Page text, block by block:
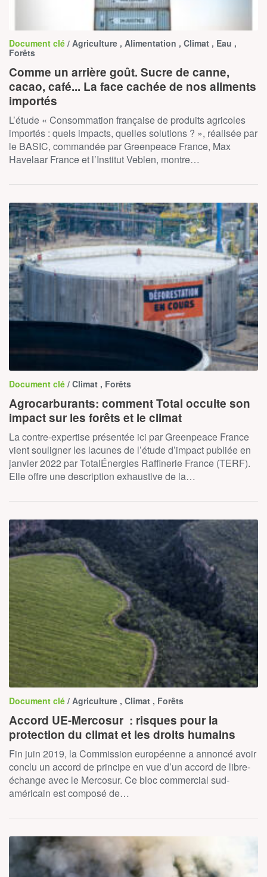
Document clé / Agriculture , Alimentation , Climat , Eau ,
Forêts
Comme un arrière goût. Sucre de canne,
cacao, café... La face cachée de nos aliments
importés
L’étude « Consommation française de produits agricoles
importés : quels impacts, quelles solutions ? », réalisée par
le BASIC, commandée par Greenpeace France, Max
Havelaar France et l’Institut Veblen, montre…
Document clé / Climat , Forêts
Agrocarburants: comment Total occulte son
impact sur les forêts et le climat
La contre-expertise présentée ici par Greenpeace France
vient souligner les lacunes de l’étude d’impact publiée en
janvier 2022 par TotalÉnergies Raffinerie France (TERF).
Elle offre une description exhaustive de la…
Document clé / Agriculture , Climat , Forêts
Accord UE-Mercosur : risques pour la
protection du climat et les droits humains
Fin juin 2019, la Commission européenne a annoncé avoir
conclu un accord de principe en vue d’un accord de libre-
échange avec le Mercosur. Ce bloc commercial sud-
américain est composé de…